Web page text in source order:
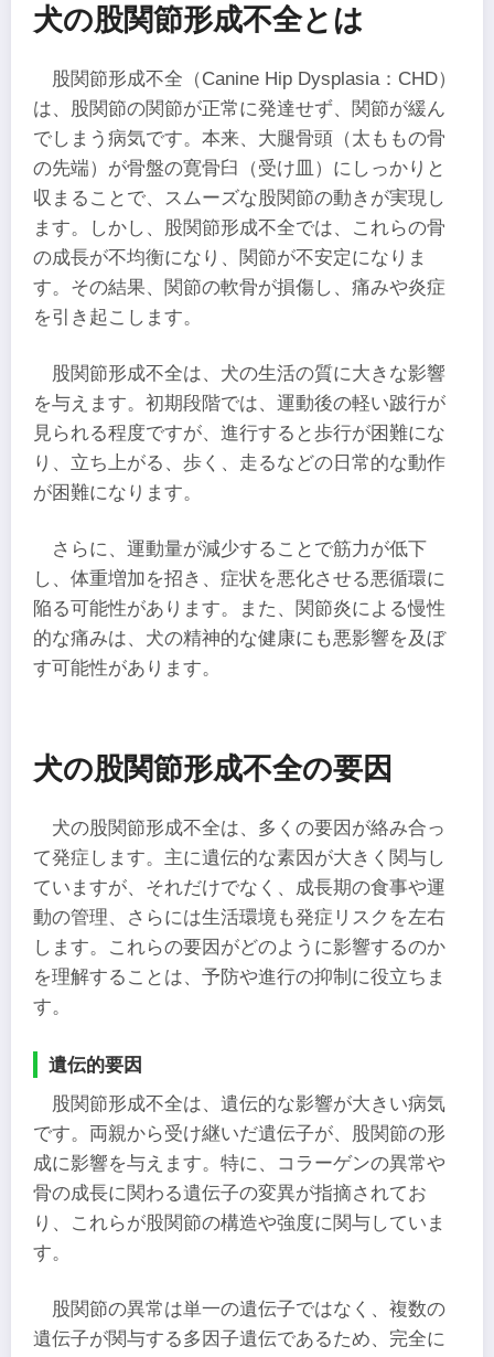
犬の股関節形成不全とは
股関節形成不全（Canine Hip Dysplasia：CHD）
は、股関節の関節が正常に発達せず、関節が緩ん
でしまう病気です。本来、大腿骨頭（太ももの骨
の先端）が骨盤の寛骨臼（受け皿）にしっかりと
収まることで、スムーズな股関節の動きが実現し
ます。しかし、股関節形成不全では、これらの骨
の成長が不均衡になり、関節が不安定になりま
す。その結果、関節の軟骨が損傷し、痛みや炎症
を引き起こします。
股関節形成不全は、犬の生活の質に大きな影響
を与えます。初期段階では、運動後の軽い跛行が
見られる程度ですが、進行すると歩行が困難にな
り、立ち上がる、歩く、走るなどの日常的な動作
が困難になります。
さらに、運動量が減少することで筋力が低下
し、体重増加を招き、症状を悪化させる悪循環に
陥る可能性があります。また、関節炎による慢性
的な痛みは、犬の精神的な健康にも悪影響を及ぼ
す可能性があります。
犬の股関節形成不全の要因
犬の股関節形成不全は、多くの要因が絡み合っ
て発症します。主に遺伝的な素因が大きく関与し
ていますが、それだけでなく、成長期の食事や運
動の管理、さらには生活環境も発症リスクを左右
します。これらの要因がどのように影響するのか
を理解することは、予防や進行の抑制に役立ちま
す。
遺伝的要因
股関節形成不全は、遺伝的な影響が大きい病気
です。両親から受け継いだ遺伝子が、股関節の形
成に影響を与えます。特に、コラーゲンの異常や
骨の成長に関わる遺伝子の変異が指摘されてお
り、これらが股関節の構造や強度に関与していま
す。
股関節の異常は単一の遺伝子ではなく、複数の
遺伝子が関与する多因子遺伝であるため、完全に